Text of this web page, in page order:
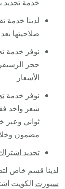
خدمة تجديد
لدينا خدمة
صلاحيتها بعد
نوفر خدمة
حجز
الأسعار
نوفر خدمة
شعر واحد
ثواني وعبر
مضمون
تجديد
لدينا قسم خاص
سبورت الكويت